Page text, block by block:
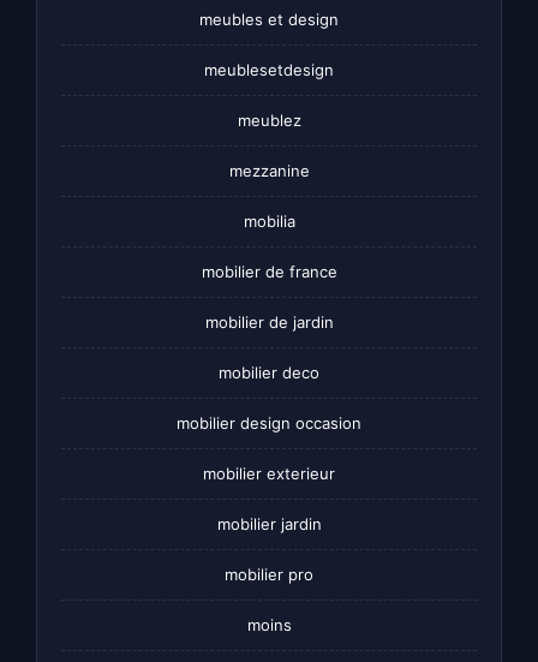
meubles et design
meublesetdesign
meublez
mezzanine
mobilia
mobilier de france
mobilier de jardin
mobilier deco
mobilier design occasion
mobilier exterieur
mobilier jardin
mobilier pro
moins